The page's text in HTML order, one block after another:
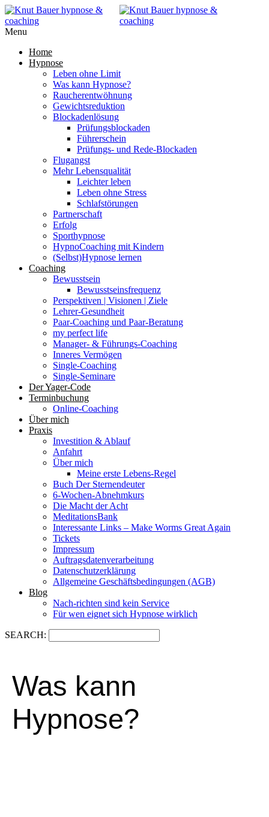
Menu
Home
Hypnose
Leben ohne Limit
Was kann Hypnose?
Raucherentwöhnung
Gewichtsreduktion
Blockadenlösung
Prüfungsblockaden
Führerschein
Prüfungs- und Rede-Blockaden
Flugangst
Mehr Lebensqualität
Leichter leben
Leben ohne Stress
Schlafstörungen
Partnerschaft
Erfolg
Sporthypnose
HypnoCoaching mit Kindern
(Selbst)Hypnose lernen
Coaching
Bewusstsein
Bewusstseinsfrequenz
Perspektiven | Visionen | Ziele
Lehrer-Gesundheit
Paar-Coaching und Paar-Beratung
my perfect life
Manager- & Führungs-Coaching
Inneres Vermögen
Single-Coaching
Single-Seminare
Der Yager-Code
Terminbuchung
Online-Coaching
Über mich
Praxis
Investition & Ablauf
Anfahrt
Über mich
Meine erste Lebens-Regel
Buch Der Sternendeuter
6-Wochen-Abnehmkurs
Die Macht der Acht
MeditationsBank
Interessante Links – Make Worms Great Again
Tickets
Impressum
Auftragsdatenverarbeitung
Datenschutzerklärung
Allgemeine Geschäftsbedingungen (AGB)
Blog
Nach-richten sind kein Service
Für wen eignet sich Hypnose wirklich
SEARCH:
Was kann
Hypnose?